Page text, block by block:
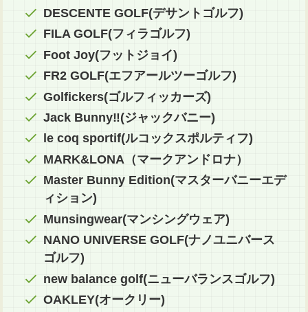
DESCENTE GOLF(デサントゴルフ)
FILA GOLF(フィラゴルフ)
Foot Joy(フットジョイ)
FR2 GOLF(エフアールツーゴルフ)
Golfickers(ゴルフィッカーズ)
Jack Bunny‼(ジャックバニー)
le coq sportif(ルコックスポルティフ)
MARK&LONA（マークアンドロナ）
Master Bunny Edition(マスターバニーエデ
ィション)
Munsingwear(マンシングウェア)
NANO UNIVERSE GOLF(ナノユニバース
ゴルフ)
new balance golf(ニューバランスゴルフ)
OAKLEY(オークリー)